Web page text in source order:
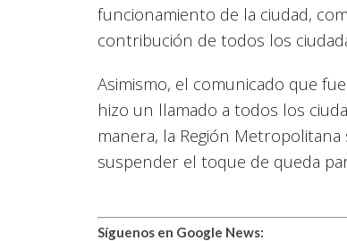
funcionamiento de la ciudad,
contribución de todos los
Asimismo, el comunicado que
hizo un llamado a todos los
manera, la Región
suspender el toque de queda
Síguenos en Google News: